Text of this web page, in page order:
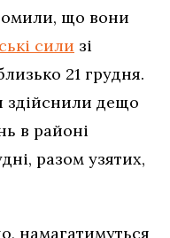
що вони
сили зі
21 грудня.
здійснили дещо
в районі
разом узятих,
намагатимуться